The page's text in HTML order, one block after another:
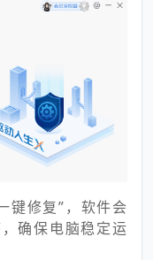
键修复”，软件会
确保电脑稳定运